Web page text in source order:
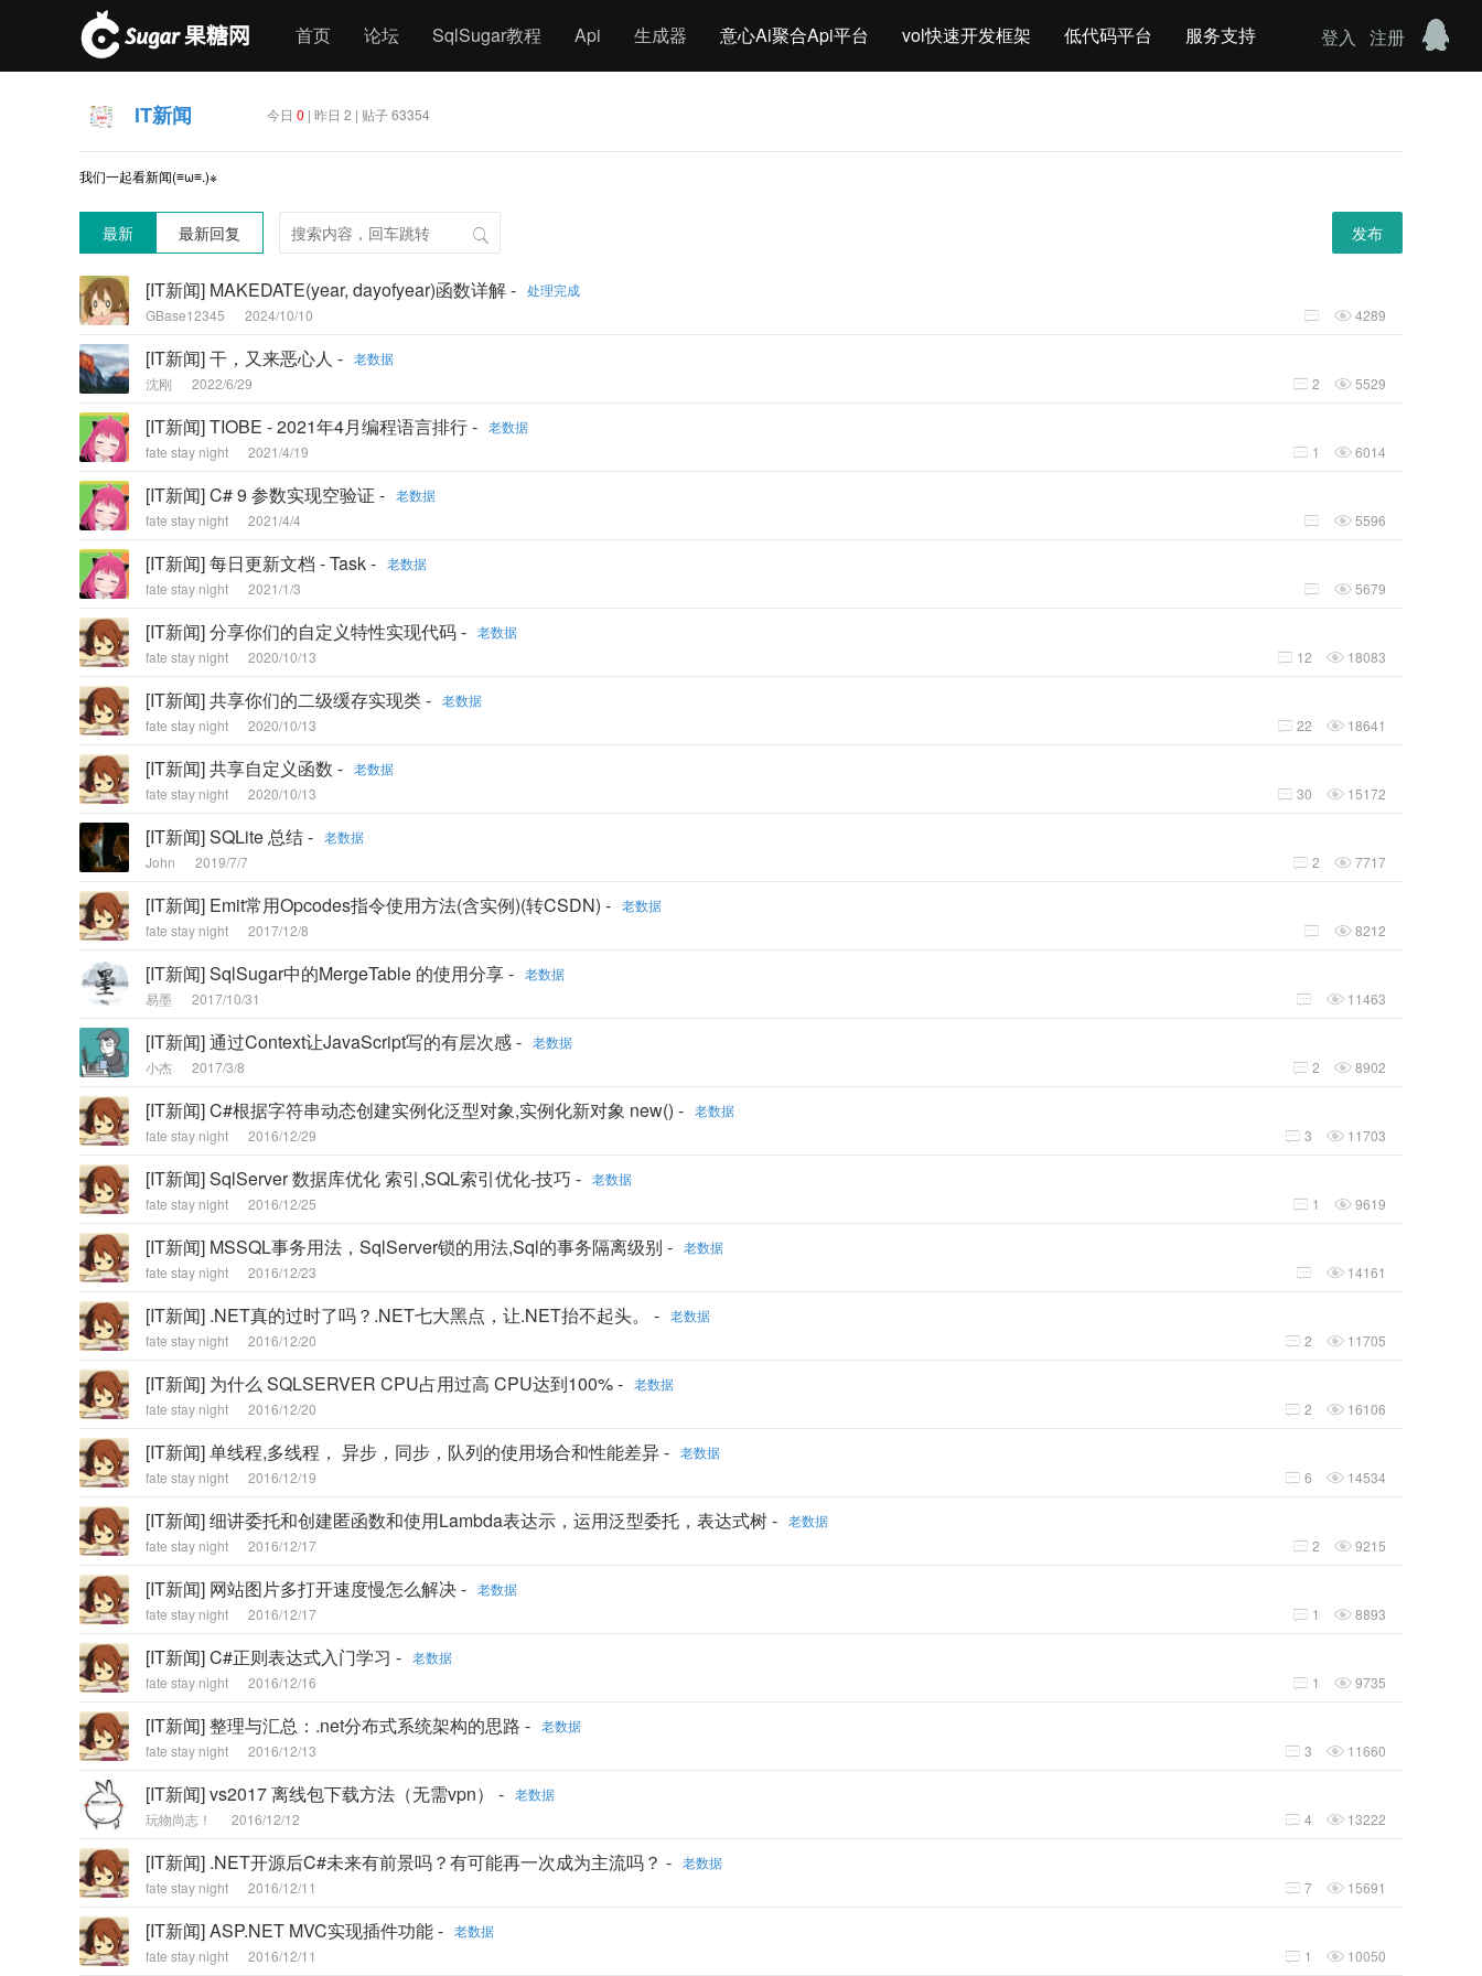
首页 论坛 SqlSugar教程 Api 生成器 意心Ai聚合Api平台 vol快速开发框架 低代码平台 服务支持 登入 注册
IT新闻 今日 0 | 昨日 2 | 贴子 63354
我们一起看新闻(≡ω≡.)※
最新 最新回复 发布
[IT新闻] MAKEDATE(year, dayofyear)函数详解 - 处理完成
GBase12345
2024/10/10  4289
[IT新闻] 干，又来恶心人 - 老数据
沈刚
2022/6/29  2 5529
[IT新闻] TIOBE - 2021年4月编程语言排行 - 老数据
fate stay night
2021/4/19  1 6014
[IT新闻] C# 9 参数实现空验证 - 老数据
fate stay night
2021/4/4  5596
[IT新闻] 每日更新文档 - Task - 老数据
fate stay night
2021/1/3  5679
[IT新闻] 分享你们的自定义特性实现代码 - 老数据
fate stay night
2020/10/13  12  18083
[IT新闻] 共享你们的二级缓存实现类 - 老数据
fate stay night
2020/10/13  22  18641
[IT新闻] 共享自定义函数 - 老数据
fate stay night
2020/10/13  30  15172
[IT新闻] SQLite 总结 - 老数据
John
2019/7/7  2 7717
[IT新闻] Emit常用Opcodes指令使用方法(含实例)(转CSDN) - 老数据
fate stay night
2017/12/8  8212
[IT新闻] SqlSugar中的MergeTable 的使用分享 - 老数据
易墨
2017/10/31   11463
[IT新闻] 通过Context让JavaScript写的有层次感 - 老数据
小杰
2017/3/8  2 8902
[IT新闻] C#根据字符串动态创建实例化泛型对象,实例化新对象 new() - 老数据
fate stay night
2016/12/29  3  11703
[IT新闻] SqlServer 数据库优化 索引,SQL索引优化-技巧 - 老数据
fate stay night
2016/12/25  1 9619
[IT新闻] MSSQL事务用法，SqlServer锁的用法,Sql的事务隔离级别 - 老数据
fate stay night
2016/12/23   14161
[IT新闻] .NET真的过时了吗？.NET七大黑点，让.NET抬不起头。 - 老数据
fate stay night
2016/12/20  2  11705
[IT新闻] 为什么 SQLSERVER CPU占用过高 CPU达到100% - 老数据
fate stay night
2016/12/20  2  16106
[IT新闻] 单线程,多线程， 异步，同步，队列的使用场合和性能差异 - 老数据
fate stay night
2016/12/19  6  14534
[IT新闻] 细讲委托和创建匿函数和使用Lambda表达示，运用泛型委托，表达式树 - 老数据
fate stay night
2016/12/17  2 9215
[IT新闻] 网站图片多打开速度慢怎么解决 - 老数据
fate stay night
2016/12/17  1 8893
[IT新闻] C#正则表达式入门学习 - 老数据
fate stay night
2016/12/16  1 9735
[IT新闻] 整理与汇总：.net分布式系统架构的思路 - 老数据
fate stay night
2016/12/13  3  11660
[IT新闻] vs2017 离线包下载方法（无需vpn） - 老数据
玩物尚志！
2016/12/12  4  13222
[IT新闻] .NET开源后C#未来有前景吗？有可能再一次成为主流吗？ - 老数据
fate stay night
2016/12/11  7  15691
[IT新闻] ASP.NET MVC实现插件功能 - 老数据
fate stay night
2016/12/11  1  10050